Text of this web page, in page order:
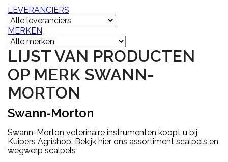
LEVERANCIERS
MERKEN
LIJST VAN PRODUCTEN
OP MERK SWANN-
MORTON
Swann-Morton
Swann-Morton veterinaire instrumenten koopt u bij
Kuipers Agrishop. Bekijk hier ons assortiment scalpels en
wegwerp scalpels